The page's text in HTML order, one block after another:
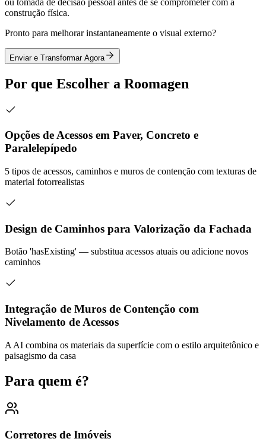
construção física.
Pronto para melhorar instantaneamente o visual externo?
Enviar e Transformar Agora
Por que Escolher a Roomagen
Opções de Acessos em Paver, Concreto e
Paralelepípedo
5 tipos de acessos, caminhos e muros de contenção com texturas de
material fotorrealistas
Design de Caminhos para Valorização da Fachada
Botão 'hasExisting' — substitua acessos atuais ou adicione novos
caminhos
Integração de Muros de Contenção com
Nivelamento de Acessos
A AI combina os materiais da superfície com o estilo arquitetônico e
paisagismo da casa
Para quem é?
Corretores de Imóveis